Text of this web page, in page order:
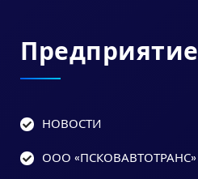
Предприятие
НОВОСТИ
ООО «ПСКОВАВТОТРАНС»